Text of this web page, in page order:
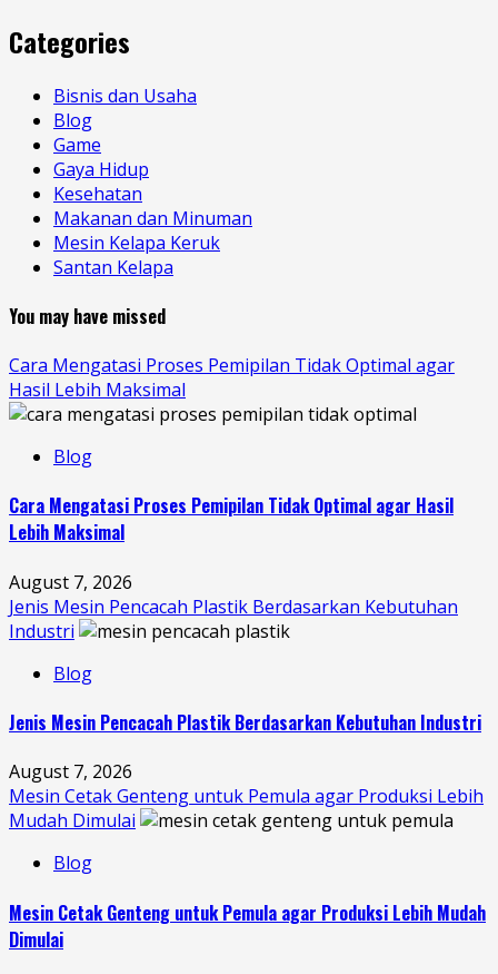
Categories
Bisnis dan Usaha
Blog
Game
Gaya Hidup
Kesehatan
Makanan dan Minuman
Mesin Kelapa Keruk
Santan Kelapa
You may have missed
Cara Mengatasi Proses Pemipilan Tidak Optimal agar
Hasil Lebih Maksimal
Blog
Cara Mengatasi Proses Pemipilan Tidak Optimal agar Hasil
Lebih Maksimal
August 7, 2026
Jenis Mesin Pencacah Plastik Berdasarkan Kebutuhan
Industri
Blog
Jenis Mesin Pencacah Plastik Berdasarkan Kebutuhan Industri
August 7, 2026
Mesin Cetak Genteng untuk Pemula agar Produksi Lebih
Mudah Dimulai
Blog
Mesin Cetak Genteng untuk Pemula agar Produksi Lebih Mudah
Dimulai